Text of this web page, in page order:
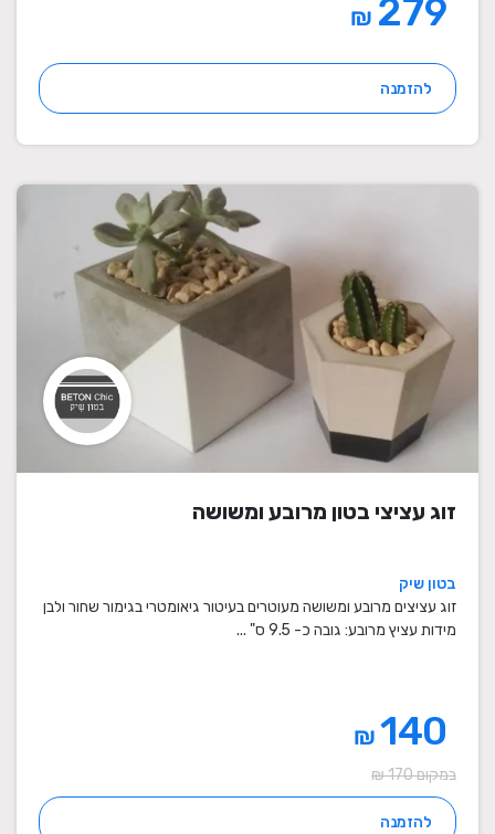
₪
להזמנה
זוג עציצי בטון מרובע ומשושה
בטון שיק
זוג עציצים מרובע ומשושה מעוטרים בעיטור גיאומטרי בגימור שחור ולבן
מידות עציץ מרובע: גובה כ- 9.5 ס" ...
₪
במקום 170 ₪
להזמנה